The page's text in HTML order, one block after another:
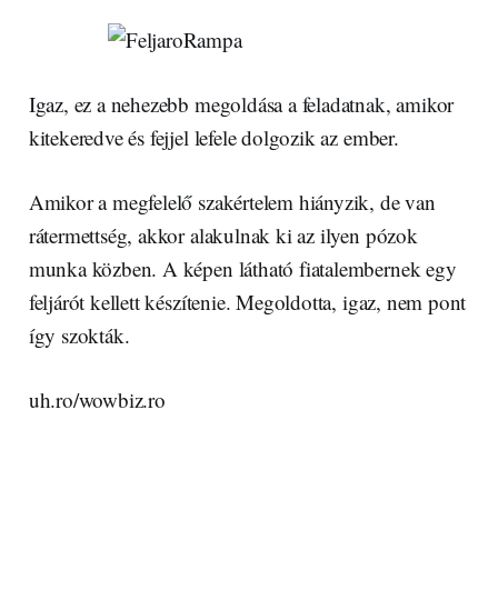
Igaz, ez a nehezebb megoldása a feladatnak, amikor
kitekeredve és fejjel lefele dolgozik az ember.
Amikor a megfelelő szakértelem hiányzik, de van
rátermettség, akkor alakulnak ki az ilyen pózok
munka közben. A képen látható fiatalembernek egy
feljárót kellett készítenie. Megoldotta, igaz, nem pont
így szokták.
uh.ro/wowbiz.ro